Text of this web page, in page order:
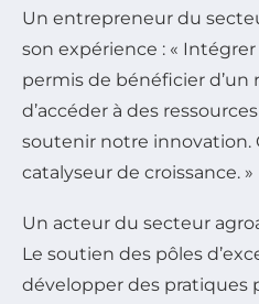
Un entrepreneur du
son expérience : «
permis de bénéficier d’un
d’accéder à des
soutenir notre innovation.
catalyseur de croissance. »
Un acteur du secteur
Le soutien des pôles
développer des pratiques